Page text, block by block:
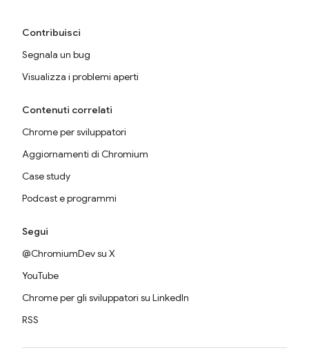
Contribuisci
Segnala un bug
Visualizza i problemi aperti
Contenuti correlati
Chrome per sviluppatori
Aggiornamenti di Chromium
Case study
Podcast e programmi
Segui
@ChromiumDev su X
YouTube
Chrome per gli sviluppatori su LinkedIn
RSS